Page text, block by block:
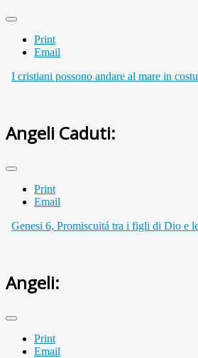
Print
Email
I cristiani possono andare al mare in
Angeli Caduti:
Print
Email
Genesi 6, Promiscuitá tra i figli di Dio e
Angeli:
Print
Email